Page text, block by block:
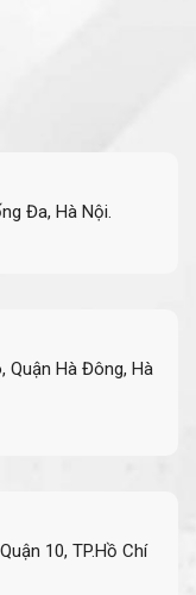
Đa, Hà Nội.
Quận Hà Đông, Hà
10, TP.Hồ Chí